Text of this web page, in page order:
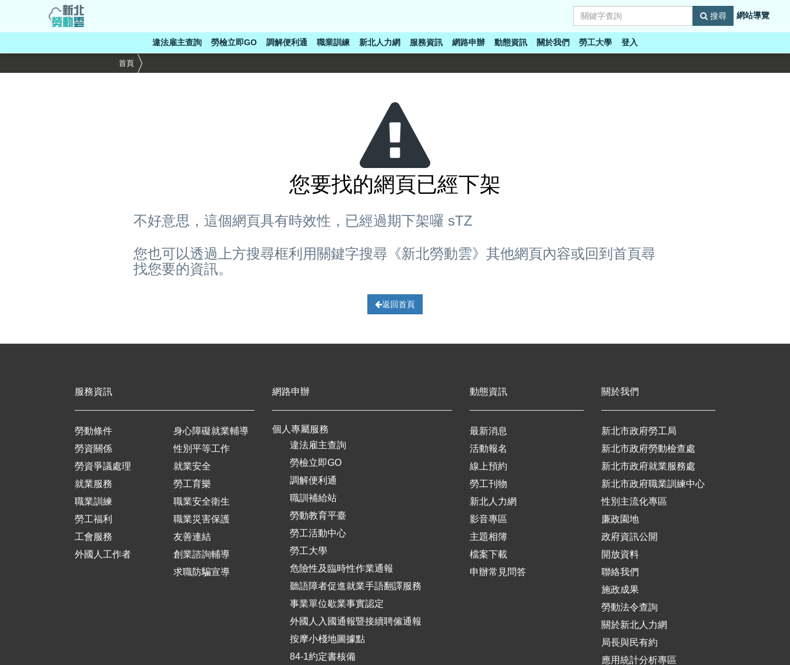
主
搜尋 網站導覽
違法雇主查詢 勞檢立即GO 調解便利通 職業訓練 新北人力網 服務資訊 網路申辦 動態資訊 關於我們 勞工大學 登入
首頁
您要找的網頁已經下架
不好意思，這個網頁具有時效性，已經過期下架囉 sTZ
您也可以透過上方搜尋框利用關鍵字搜尋《新北勞動雲》其他網頁內容或回到首頁尋
找您要的資訊。
返回首頁
服務資訊
勞動條件
勞資關係
勞資爭議處理
就業服務
職業訓練
勞工福利
工會服務
外國人工作者
身心障礙就業輔導
性別平等工作
就業安全
勞工育樂
職業安全衛生
職業災害保護
友善連結
創業諮詢輔導
求職防騙宣導
網路申辦
個人專屬服務
違法雇主查詢
勞檢立即GO
調解便利通
職訓補給站
勞動教育平臺
勞工活動中心
勞工大學
危險性及臨時性作業通報
聽語障者促進就業手語翻譯服務
事業單位歇業事實認定
外國人入國通報暨接續聘僱通報
按摩小棧地圖據點
84-1約定書核備
動態資訊
最新消息
活動報名
線上預約
勞工刊物
新北人力網
影音專區
主題相簿
檔案下載
申辦常見問答
關於我們
新北市政府勞工局
新北市政府勞動檢查處
新北市政府就業服務處
新北市政府職業訓練中心
性別主流化專區
廉政園地
政府資訊公開
開放資料
聯絡我們
施政成果
勞動法令查詢
關於新北人力網
局長與民有約
應用統計分析專區